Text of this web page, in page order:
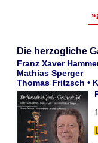
Die herzogliche
Franz Xaver
Mathias Sperger
Thomas Fritzsch •